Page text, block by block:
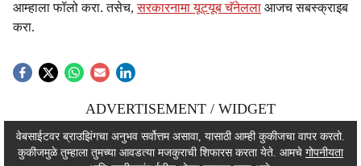
आम्हाला फॉलो करा. तसेच,सरकारनामा यूट्यूब चॅनेलला आजच सबस्क्राइब
करा.
ADVERTISEMENT / WIDGET
ADVERTISEMENT / WIDGET
वेबसाईटवर ब्राउझिंगचा अनुभव सर्वोत्तम असावा, यासाठी आम्ही कुकीजचा वापर करतो.
कुकीजमुळे तुम्हाला तुमच्या आवडत्या मजकुराची शिफारस करता येते. आमचे गोपनीयता